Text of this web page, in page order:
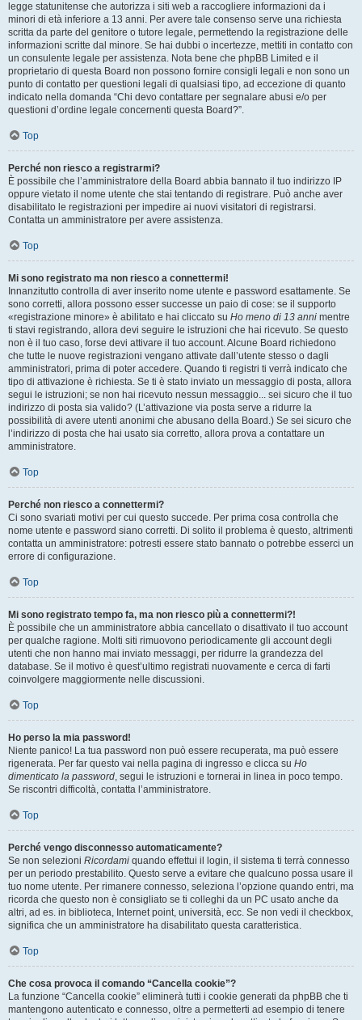
legge statunitense che autorizza i siti web a raccogliere informazioni da i
minori di età inferiore a 13 anni. Per avere tale consenso serve una richiesta
scritta da parte del genitore o tutore legale, permettendo la registrazione delle
informazioni scritte dal minore. Se hai dubbi o incertezze, mettiti in contatto con
un consulente legale per assistenza. Nota bene che phpBB Limited e il
proprietario di questa Board non possono fornire consigli legali e non sono un
punto di contatto per questioni legali di qualsiasi tipo, ad eccezione di quanto
indicato nella domanda “Chi devo contattare per segnalare abusi e/o per
questioni d’ordine legale concernenti questa Board?”.
Top
Perché non riesco a registrarmi?
È possibile che l’amministratore della Board abbia bannato il tuo indirizzo IP
oppure vietato il nome utente che stai tentando di registrare. Può anche aver
disabilitato le registrazioni per impedire ai nuovi visitatori di registrarsi.
Contatta un amministratore per avere assistenza.
Top
Mi sono registrato ma non riesco a connettermi!
Innanzitutto controlla di aver inserito nome utente e password esattamente. Se
sono corretti, allora possono esser successe un paio di cose: se il supporto
«registrazione minore» è abilitato e hai cliccato su Ho meno di 13 anni mentre
ti stavi registrando, allora devi seguire le istruzioni che hai ricevuto. Se questo
non è il tuo caso, forse devi attivare il tuo account. Alcune Board richiedono
che tutte le nuove registrazioni vengano attivate dall’utente stesso o dagli
amministratori, prima di poter accedere. Quando ti registri ti verrà indicato che
tipo di attivazione è richiesta. Se ti è stato inviato un messaggio di posta, allora
segui le istruzioni; se non hai ricevuto nessun messaggio... sei sicuro che il tuo
indirizzo di posta sia valido? (L’attivazione via posta serve a ridurre la
possibilità di avere utenti anonimi che abusano della Board.) Se sei sicuro che
l’indirizzo di posta che hai usato sia corretto, allora prova a contattare un
amministratore.
Top
Perché non riesco a connettermi?
Ci sono svariati motivi per cui questo succede. Per prima cosa controlla che
nome utente e password siano corretti. Di solito il problema è questo, altrimenti
contatta un amministratore: potresti essere stato bannato o potrebbe esserci un
errore di configurazione.
Top
Mi sono registrato tempo fa, ma non riesco più a connettermi?!
È possibile che un amministratore abbia cancellato o disattivato il tuo account
per qualche ragione. Molti siti rimuovono periodicamente gli account degli
utenti che non hanno mai inviato messaggi, per ridurre la grandezza del
database. Se il motivo è quest’ultimo registrati nuovamente e cerca di farti
coinvolgere maggiormente nelle discussioni.
Top
Ho perso la mia password!
Niente panico! La tua password non può essere recuperata, ma può essere
rigenerata. Per far questo vai nella pagina di ingresso e clicca su Ho
dimenticato la password, segui le istruzioni e tornerai in linea in poco tempo.
Se riscontri difficoltà, contatta l’amministratore.
Top
Perché vengo disconnesso automaticamente?
Se non selezioni Ricordami quando effettui il login, il sistema ti terrà connesso
per un periodo prestabilito. Questo serve a evitare che qualcuno possa usare il
tuo nome utente. Per rimanere connesso, seleziona l’opzione quando entri, ma
ricorda che questo non è consigliato se ti colleghi da un PC usato anche da
altri, ad es. in biblioteca, Internet point, università, ecc. Se non vedi il checkbox,
significa che un amministratore ha disabilitato questa caratteristica.
Top
Che cosa provoca il comando “Cancella cookie”?
La funzione “Cancella cookie” eliminerà tutti i cookie generati da phpBB che ti
mantengono autenticato e connesso, oltre a permetterti ad esempio di tenere